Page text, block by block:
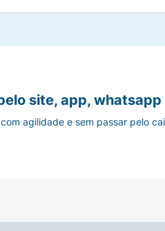
site, app,
agilidade e sem passar pelo